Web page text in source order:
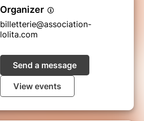
Organizer
billetterie@association-
lolita.com
Send a message
View events